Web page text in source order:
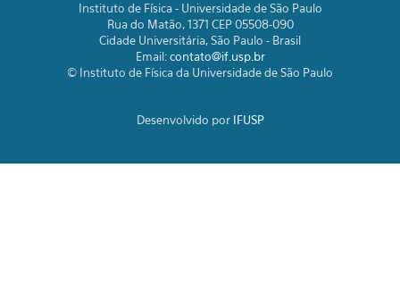
Instituto de Física - Universidade de São Paulo
Rua do Matão, 1371 CEP 05508-090
Cidade Universitária, São Paulo - Brasil
Email:contato@if.usp.br
© Instituto de Física da Universidade de São Paulo
Desenvolvido por IFUSP